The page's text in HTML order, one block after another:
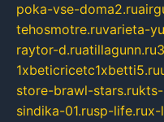
poka-vse-doma2.ru
tehosmotre.ruvarieta-
raytor-d.ruatillagunn.ru
1xbeticricetc1xbetti5.ru
store-brawl-stars.ru
sindika-01.rusp-life.rux-